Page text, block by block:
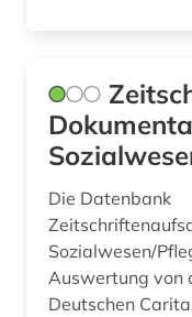
Westfalica (0)
Wissenschaftskunde, Forschung, Hochschul-,
Die Datenbank
Sozialwesen/
Auswertung von
Deutschen